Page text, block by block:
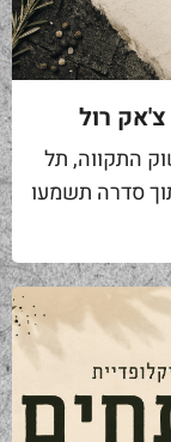
התקווה, תל
הנתחים · פרק 3 מתוך סדרה תשמעו